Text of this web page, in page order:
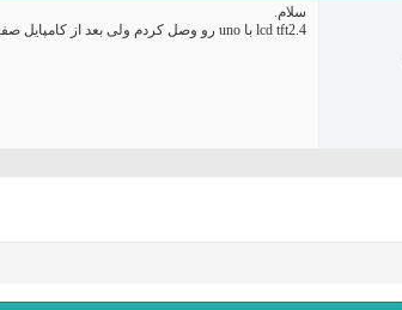
سلام.
lcd tft2.4 با uno رو وصل کردم ولی بعد از کامپایل صفحه سفید و کمی روشن و خاموش میشه..کسی میدونه مشکل چیه؟